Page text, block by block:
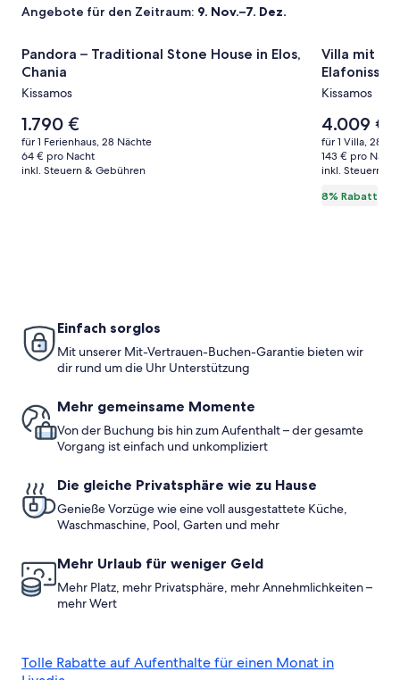
Angebote für den Zeitraum: 9. Nov.–7. Dez.
für
Pandora
–
Traditional
Stone
House
Pandora – Traditional Stone House in Elos,
Chania
Kissamos
Der
Preis
beträgt
1.790 €.
1.790 €
für 1 Ferienhaus, 28 Nächte
64 € pro Nacht
inkl. Steuern & Gebühren
für
Villa
mit
Pool
und
Whirlpool
der
Villa mit
Elafonissi
Kissamos
8% Rabatt
Der
Preis
beträgt
4.009 €.
4.009 €
für 1 Villa, 28
143 € pro Nacht
inkl. Steuern &
Einfach sorglos
Mit unserer Mit-Vertrauen-Buchen-Garantie bieten wir
dir rund um die Uhr Unterstützung
Mehr gemeinsame Momente
Von der Buchung bis hin zum Aufenthalt – der gesamte
Vorgang ist einfach und unkompliziert
Die gleiche Privatsphäre wie zu Hause
Genieße Vorzüge wie eine voll ausgestattete Küche,
Waschmaschine, Pool, Garten und mehr
Mehr Urlaub für weniger Geld
Mehr Platz, mehr Privatsphäre, mehr Annehmlichkeiten –
mehr Wert
Tolle Rabatte auf Aufenthalte für einen Monat in